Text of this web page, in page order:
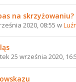
na skrzyżowaniu?
2020, 08:55 w
25 września 2020,